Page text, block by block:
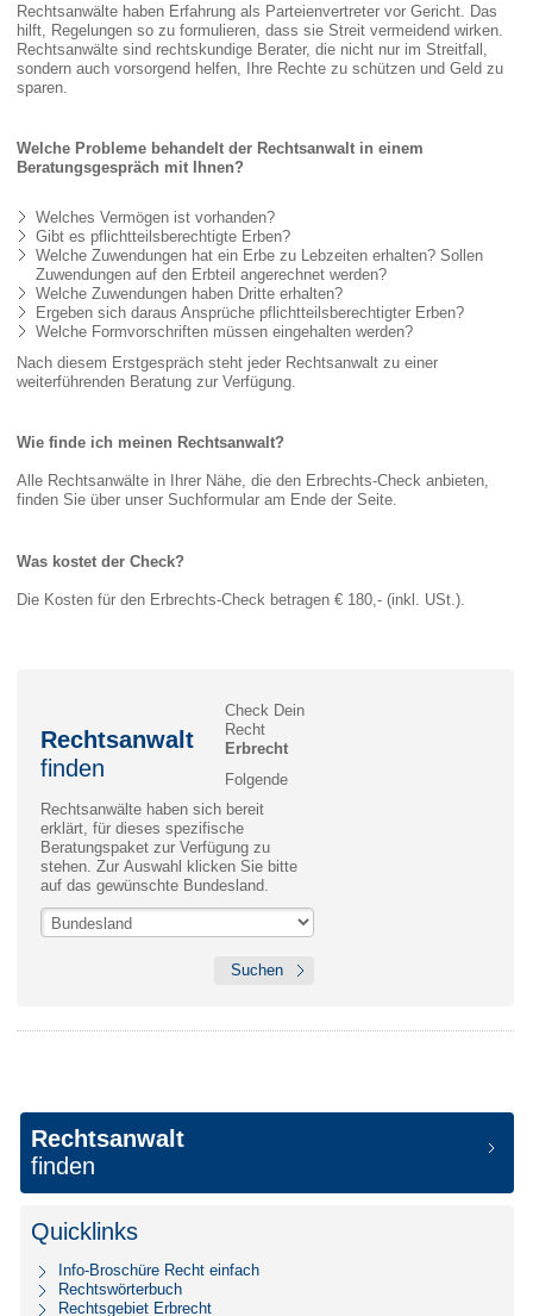
Rechtsanwälte haben Erfahrung als Parteienvertreter vor Gericht. Das
hilft, Regelungen so zu formulieren, dass sie Streit vermeidend wirken.
Rechtsanwälte sind rechtskundige Berater, die nicht nur im Streitfall,
sondern auch vorsorgend helfen, Ihre Rechte zu schützen und Geld zu
sparen.
Welche Probleme behandelt der Rechtsanwalt in einem
Beratungsgespräch mit Ihnen?
Welches Vermögen ist vorhanden?
Gibt es pflichtteilsberechtigte Erben?
Welche Zuwendungen hat ein Erbe zu Lebzeiten erhalten? Sollen
Zuwendungen auf den Erbteil angerechnet werden?
Welche Zuwendungen haben Dritte erhalten?
Ergeben sich daraus Ansprüche pflichtteilsberechtigter Erben?
Welche Formvorschriften müssen eingehalten werden?
Nach diesem Erstgespräch steht jeder Rechtsanwalt zu einer
weiterführenden Beratung zur Verfügung.
Wie finde ich meinen Rechtsanwalt?
Alle Rechtsanwälte in Ihrer Nähe, die den Erbrechts-Check anbieten,
finden Sie über unser Suchformular am Ende der Seite.
Was kostet der Check?
Die Kosten für den Erbrechts-Check betragen € 180,- (inkl. USt.).
Rechtsanwalt
finden
Check Dein
Recht
Erbrecht
Folgende
Rechtsanwälte haben sich bereit
erklärt, für dieses spezifische
Beratungspaket zur Verfügung zu
stehen. Zur Auswahl klicken Sie bitte
auf das gewünschte Bundesland.
Rechtsanwalt
finden
Quicklinks
Info-Broschüre Recht einfach
Rechtswörterbuch
Rechtsgebiet Erbrecht